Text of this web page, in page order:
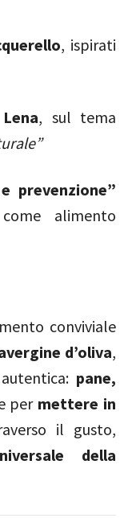
, ispirati
, sul tema
prevenzione”
alimento
conviviale
d’oliva,
pane,
per mettere in
il gusto,
della